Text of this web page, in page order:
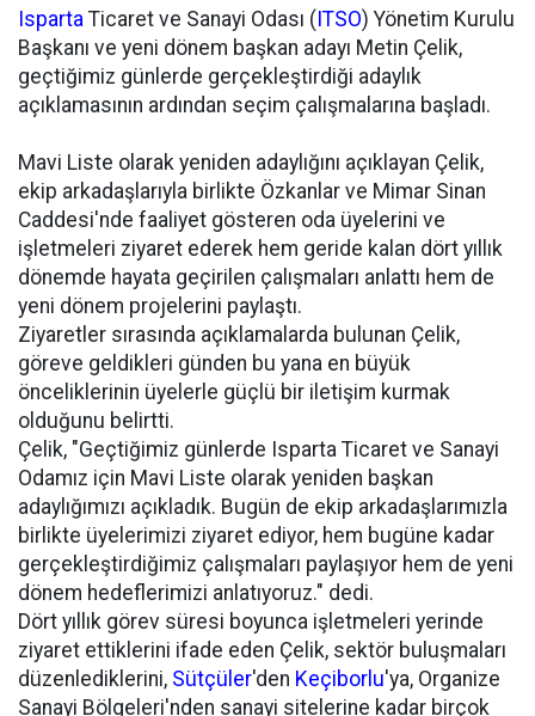
Isparta Ticaret ve Sanayi Odası ( ITSO) Yönetim Kurulu
Başkanı ve yeni dönem başkan adayı Metin Çelik,
geçtiğimiz günlerde gerçekleştirdiği adaylık
açıklamasının ardından seçim çalışmalarına başladı.
Mavi Liste olarak yeniden adaylığını açıklayan Çelik,
ekip arkadaşlarıyla birlikte Özkanlar ve Mimar Sinan
Caddesi'nde faaliyet gösteren oda üyelerini ve
işletmeleri ziyaret ederek hem geride kalan dört yıllık
dönemde hayata geçirilen çalışmaları anlattı hem de
yeni dönem projelerini paylaştı.
Ziyaretler sırasında açıklamalarda bulunan Çelik,
göreve geldikleri günden bu yana en büyük
önceliklerinin üyelerle güçlü bir iletişim kurmak
olduğunu belirtti.
Çelik, "Geçtiğimiz günlerde Isparta Ticaret ve Sanayi
Odamız için Mavi Liste olarak yeniden başkan
adaylığımızı açıkladık. Bugün de ekip arkadaşlarımızla
birlikte üyelerimizi ziyaret ediyor, hem bugüne kadar
gerçekleştirdiğimiz çalışmaları paylaşıyor hem de yeni
dönem hedeflerimizi anlatıyoruz." dedi.
Dört yıllık görev süresi boyunca işletmeleri yerinde
ziyaret ettiklerini ifade eden Çelik, sektör buluşmaları
düzenlediklerini, Sütçüler'den Keçiborlu'ya, Organize
Sanayi Bölgeleri'nden sanayi sitelerine kadar birçok